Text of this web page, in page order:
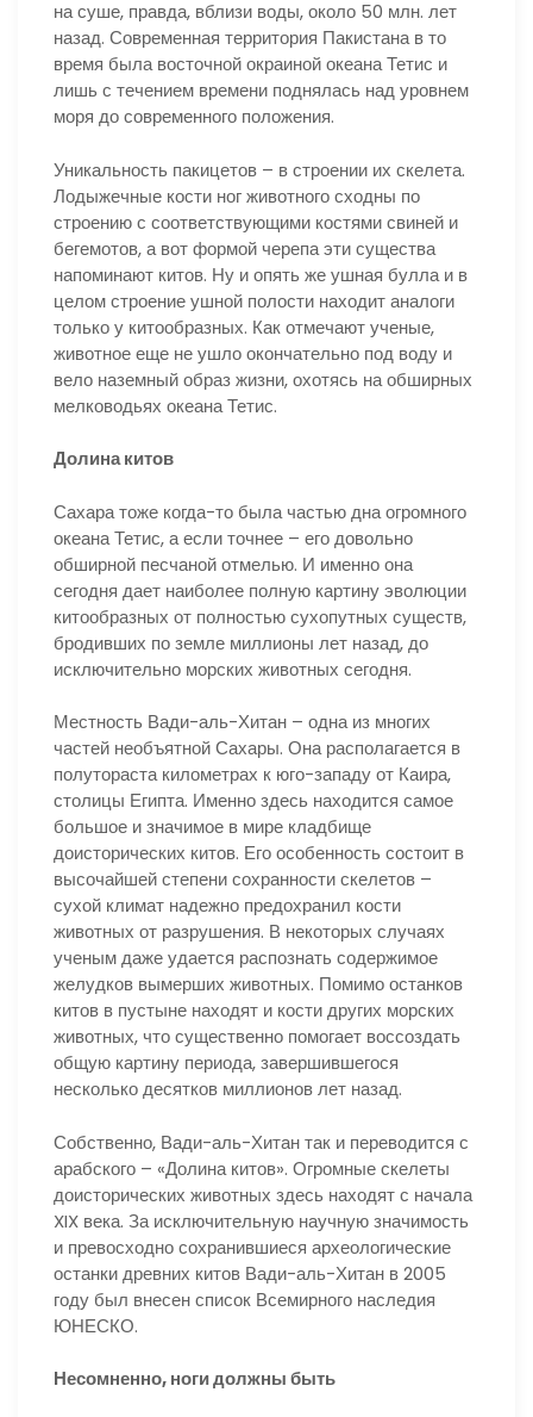
на суше, правда, вблизи воды, около 50 млн. лет
назад. Современная территория Пакистана в то
время была восточной окраиной океана Тетис и
лишь с течением времени поднялась над уровнем
моря до современного положения.
Уникальность пакицетов – в строении их скелета.
Лодыжечные кости ног животного сходны по
строению с соответствующими костями свиней и
бегемотов, а вот формой черепа эти существа
напоминают китов. Ну и опять же ушная булла и в
целом строение ушной полости находит аналоги
только у китообразных. Как отмечают ученые,
животное еще не ушло окончательно под воду и
вело наземный образ жизни, охотясь на обширных
мелководьях океана Тетис.
Долина китов
Сахара тоже когда-то была частью дна огромного
океана Тетис, а если точнее – его довольно
обширной песчаной отмелью. И именно она
сегодня дает наиболее полную картину эволюции
китообразных от полностью сухопутных существ,
бродивших по земле миллионы лет назад, до
исключительно морских животных сегодня.
Местность Вади-аль-Хитан – одна из многих
частей необъятной Сахары. Она располагается в
полутораста километрах к юго-западу от Каира,
столицы Египта. Именно здесь находится самое
большое и значимое в мире кладбище
доисторических китов. Его особенность состоит в
высочайшей степени сохранности скелетов –
сухой климат надежно предохранил кости
животных от разрушения. В некоторых случаях
ученым даже удается распознать содержимое
желудков вымерших животных. Помимо останков
китов в пустыне находят и кости других морских
животных, что существенно помогает воссоздать
общую картину периода, завершившегося
несколько десятков миллионов лет назад.
Собственно, Вади-аль-Хитан так и переводится с
арабского – «Долина китов». Огромные скелеты
доисторических животных здесь находят с начала
XIX века. За исключительную научную значимость
и превосходно сохранившиеся археологические
останки древних китов Вади-аль-Хитан в 2005
году был внесен список Всемирного наследия
ЮНЕСКО.
Несомненно, ноги должны быть